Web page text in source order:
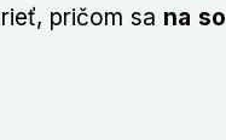
pričom sa na